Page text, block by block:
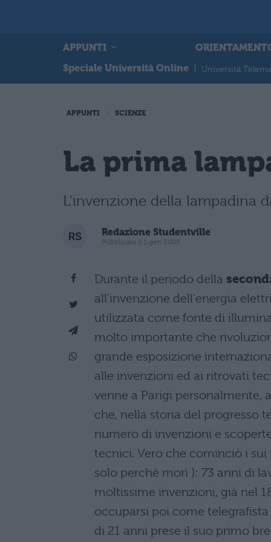
APPUNTI
Speciale Università Online
Università
APPUNTI SCIENZE
La prima
L'invenzione della lampadina
Redazione Studentville
Pubblicato il 1 gen 2005
Durante il periodo della
all'invenzione dell'energia
utilizzata come fonte di
molto importante che
grande esposizione
alle invenzioni ed ai ritrovati
venne a Parigi personalmente,
che, nella storia del progresso
numero di invenzioni e
tecnici. Vero che cominciò i
solo perchè morì ): 73 anni di
moltissime invenzioni, già nel
occuparsi poi come
di 21 anni prese il suo primo